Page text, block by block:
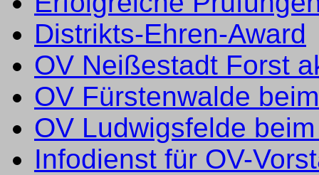
Distrikts-Ehren-Award
OV Neißestadt Forst
OV Fürstenwalde
OV Ludwigsfelde
Infodienst für OV-